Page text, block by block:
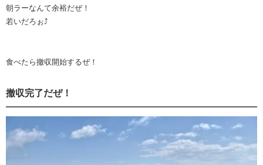
朝ラーなんて余裕だぜ！
若いだろぉ⤴︎
食べたら撤収開始するぜ！
撤収完了だぜ！